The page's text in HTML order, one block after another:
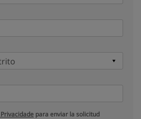
para enviar la solicitud